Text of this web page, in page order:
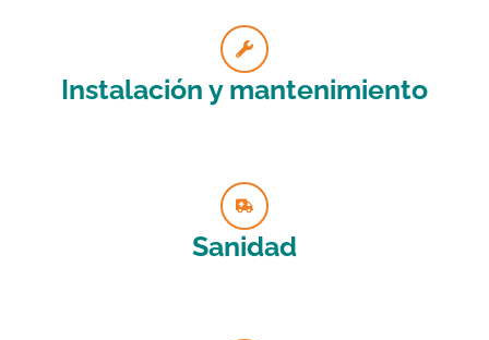
Instalación y mantenimiento
Sanidad